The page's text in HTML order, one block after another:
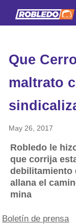
Que
maltrato
May 26, 2017
Robledo le
que corrija
debilitamiento
allana el
mina
Boletín de prensa